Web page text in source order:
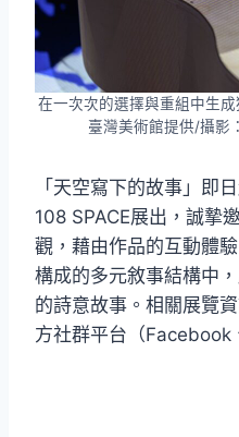
在一次次的選擇與重組中生
臺灣美術館提供/攝影
「天空寫下的故事」即
108 SPACE展出，誠摯
觀，藉由作品的互動體
構成的多元敘事結構中
的詩意故事。相關展覽
方社群平台（Facebook